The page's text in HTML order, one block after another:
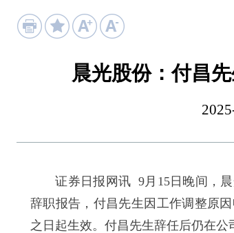
晨光股份：付昌
证券日报网讯 9月15日晚间，晨
辞职报告，付昌先生因工作调整原
之日起生效。付昌先生辞任后仍在公